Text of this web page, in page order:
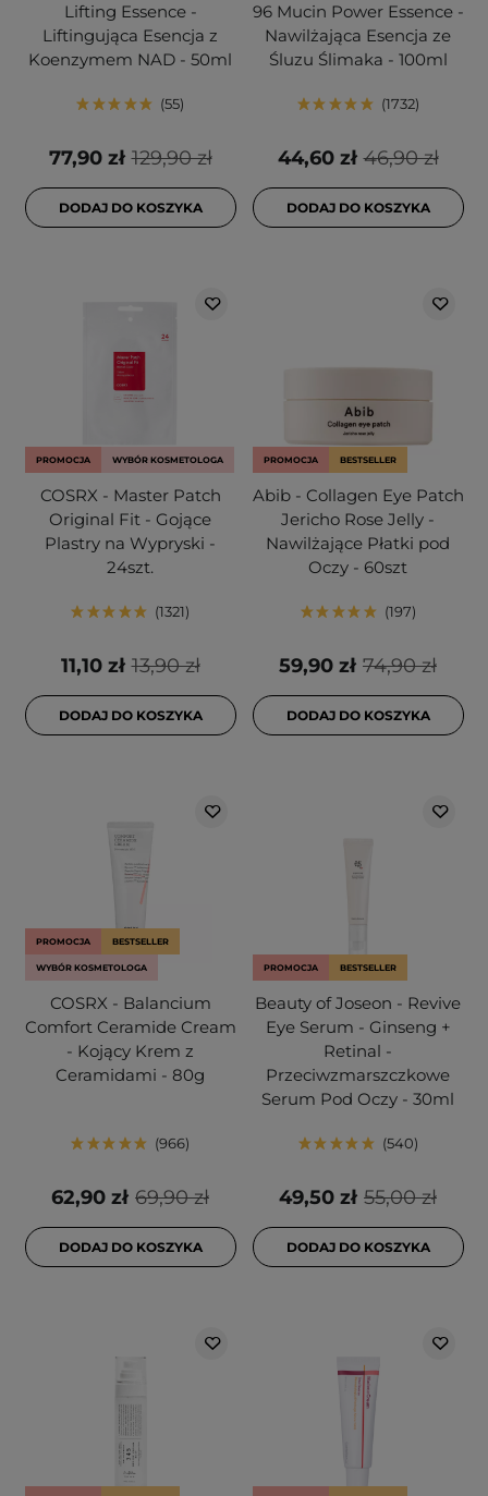
Lifting Essence -
Liftingująca Esencja z
Koenzymem NAD - 50ml
55
129,90 zł
77,90 zł
DODAJ DO KOSZYKA
96 Mucin Power Essence -
Nawilżająca Esencja ze
Śluzu Ślimaka - 100ml
1732
46,90 zł
44,60 zł
DODAJ DO KOSZYKA
PROMOCJA WYBÓR KOSMETOLOGA
COSRX - Master Patch
Original Fit - Gojące
Plastry na Wypryski -
24szt.
1321
13,90 zł
11,10 zł
DODAJ DO KOSZYKA
PROMOCJA BESTSELLER
Abib - Collagen Eye Patch
Jericho Rose Jelly -
Nawilżające Płatki pod
Oczy - 60szt
197
74,90 zł
59,90 zł
DODAJ DO KOSZYKA
PROMOCJA BESTSELLER
WYBÓR KOSMETOLOGA
COSRX - Balancium
Comfort Ceramide Cream
- Kojący Krem z
Ceramidami - 80g
966
69,90 zł
62,90 zł
DODAJ DO KOSZYKA
PROMOCJA BESTSELLER
Beauty of Joseon - Revive
Eye Serum - Ginseng +
Retinal -
Przeciwzmarszczkowe
Serum Pod Oczy - 30ml
540
55,00 zł
49,50 zł
DODAJ DO KOSZYKA